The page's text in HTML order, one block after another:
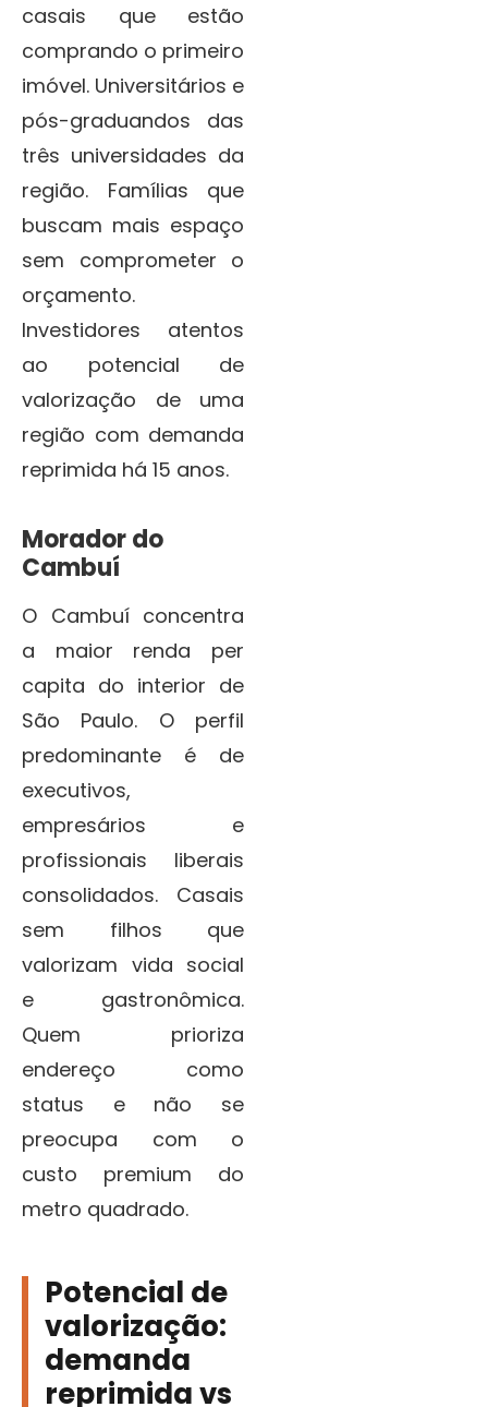
casais que estão
comprando o primeiro
imóvel. Universitários e
pós-graduandos das
três universidades da
região. Famílias que
buscam mais espaço
sem comprometer o
orçamento.
Investidores atentos
ao potencial de
valorização de uma
região com demanda
reprimida há 15 anos.
Morador do
Cambuí
O Cambuí concentra
a maior renda per
capita do interior de
São Paulo. O perfil
predominante é de
executivos,
empresários e
profissionais liberais
consolidados. Casais
sem filhos que
valorizam vida social
e gastronômica.
Quem prioriza
endereço como
status e não se
preocupa com o
custo premium do
metro quadrado.
Potencial de
valorização:
demanda
reprimida vs